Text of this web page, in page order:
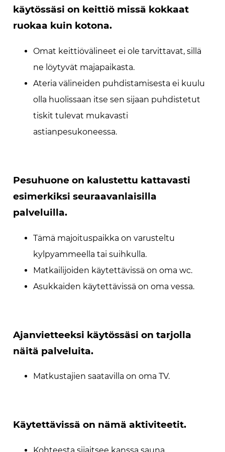
käytössäsi on keittiö missä kokkaat
ruokaa kuin kotona.
Omat keittiövälineet ei ole tarvittavat, sillä
ne löytyvät majapaikasta.
Ateria välineiden puhdistamisesta ei kuulu
olla huolissaan itse sen sijaan puhdistetut
tiskit tulevat mukavasti
astianpesukoneessa.
Pesuhuone on kalustettu kattavasti
esimerkiksi seuraavanlaisilla
palveluilla.
Tämä majoituspaikka on varusteltu
kylpyammeella tai suihkulla.
Matkailijoiden käytettävissä on oma wc.
Asukkaiden käytettävissä on oma vessa.
Ajanvietteeksi käytössäsi on tarjolla
näitä palveluita.
Matkustajien saatavilla on oma TV.
Käytettävissä on nämä aktiviteetit.